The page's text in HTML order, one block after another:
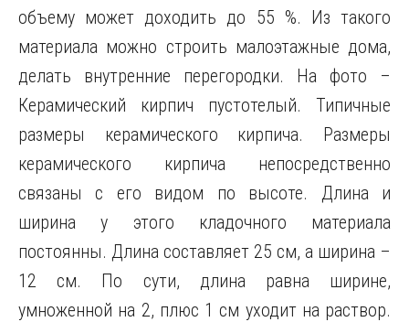
объему может доходить до 55 %. Из такого
материала можно строить малоэтажные дома,
делать внутренние перегородки. На фото –
Керамический кирпич пустотелый. Типичные
размеры керамического кирпича. Размеры
керамического кирпича непосредственно
связаны с его видом по высоте. Длина и
ширина у этого кладочного материала
постоянны. Длина составляет 25 см, а ширина –
12 см. По сути, длина равна ширине,
умноженной на 2, плюс 1 см уходит на раствор.